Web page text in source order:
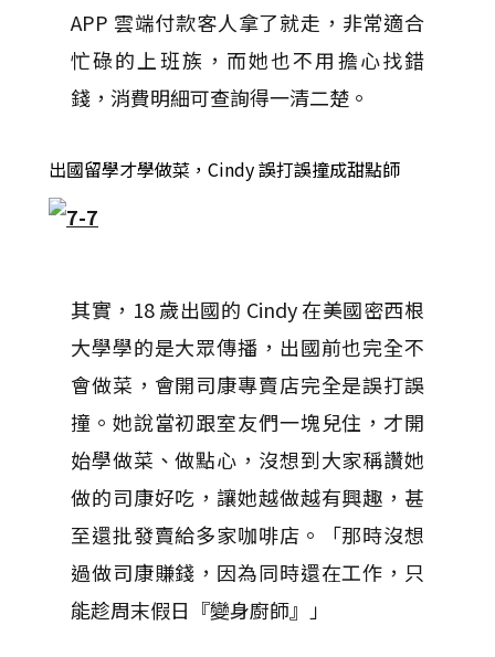
APP 雲端付款客人拿了就走，非常適合
忙碌的上班族，而她也不用擔心找錯
錢，消費明細可查詢得一清二楚。
出國留學才學做菜，Cindy 誤打誤撞成甜點師
其實，18 歲出國的 Cindy 在美國密西根
大學學的是大眾傳播，出國前也完全不
會做菜，會開司康專賣店完全是誤打誤
撞。她說當初跟室友們一塊兒住，才開
始學做菜、做點心，沒想到大家稱讚她
做的司康好吃，讓她越做越有興趣，甚
至還批發賣給多家咖啡店。「那時沒想
過做司康賺錢，因為同時還在工作，只
能趁周末假日『變身廚師』」